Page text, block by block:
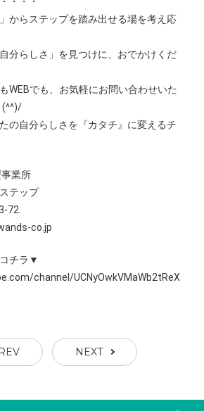
からステップを踏み出せる場を考え応
分らしさ」を見つけに、おでかけくだ
WEBでも、お気軽にお問い合わせいた
(^^)/
の自分らしさを『カタチ』に変えるチ
業所
テップ
co.jp
チラ▼
channel/UCNyOwkVMaWb2tReX
NEXT